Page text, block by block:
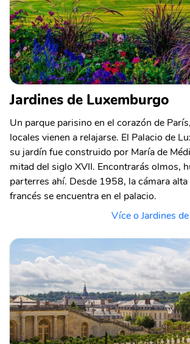
Jardines de Luxemburgo
Un parque parisino en el corazón de
locales vienen a relajarse. El Palacio de
su jardín fue construido por María de
mitad del siglo XVII. Encontrarás olmos,
parterres ahí. Desde 1958, la cámara
francés se encuentra en el palacio.
Více o Jardines